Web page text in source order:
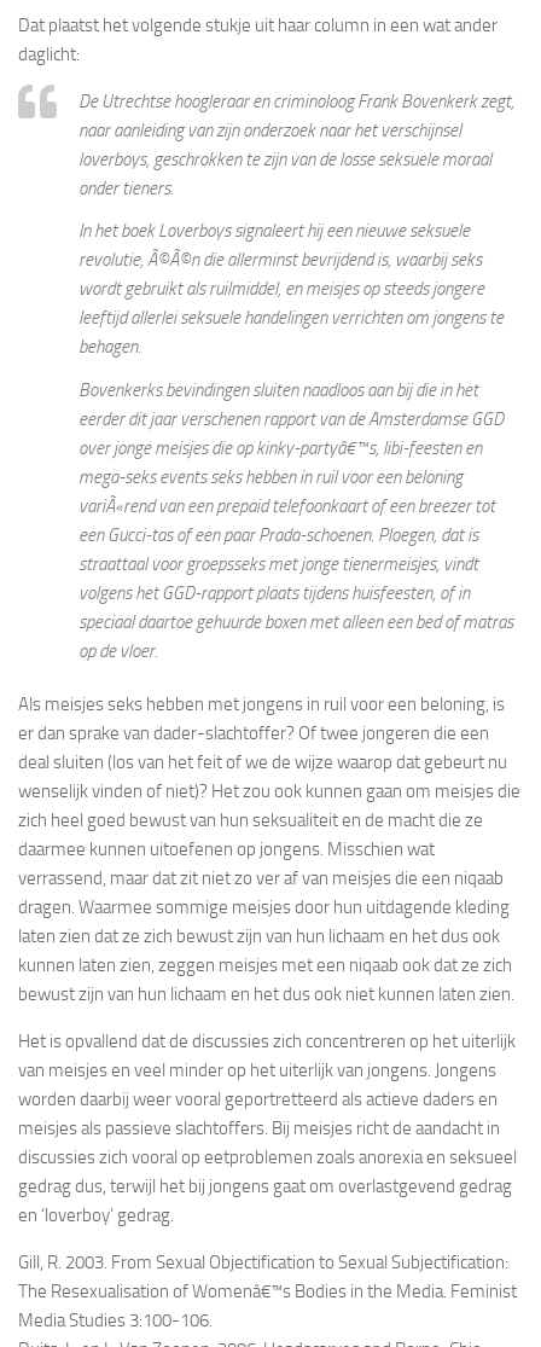
Dat plaatst het volgende stukje uit haar column in een wat ander
daglicht:
De Utrechtse hoogleraar en criminoloog Frank Bovenkerk zegt,
naar aanleiding van zijn onderzoek naar het verschijnsel
loverboys, geschrokken te zijn van de losse seksuele moraal
onder tieners.
In het boek Loverboys signaleert hij een nieuwe seksuele
revolutie, Ã©Ã©n die allerminst bevrijdend is, waarbij seks
wordt gebruikt als ruilmiddel, en meisjes op steeds jongere
leeftijd allerlei seksuele handelingen verrichten om jongens te
behagen.
Bovenkerks bevindingen sluiten naadloos aan bij die in het
eerder dit jaar verschenen rapport van de Amsterdamse GGD
over jonge meisjes die op kinky-partyâ€™s, libi-feesten en
mega-seks events seks hebben in ruil voor een beloning
variÃ«rend van een prepaid telefoonkaart of een breezer tot
een Gucci-tas of een paar Prada-schoenen. Ploegen, dat is
straattaal voor groepsseks met jonge tienermeisjes, vindt
volgens het GGD-rapport plaats tijdens huisfeesten, of in
speciaal daartoe gehuurde boxen met alleen een bed of matras
op de vloer.
Als meisjes seks hebben met jongens in ruil voor een beloning, is
er dan sprake van dader-slachtoffer? Of twee jongeren die een
deal sluiten (los van het feit of we de wijze waarop dat gebeurt nu
wenselijk vinden of niet)? Het zou ook kunnen gaan om meisjes die
zich heel goed bewust van hun seksualiteit en de macht die ze
daarmee kunnen uitoefenen op jongens. Misschien wat
verrassend, maar dat zit niet zo ver af van meisjes die een niqaab
dragen. Waarmee sommige meisjes door hun uitdagende kleding
laten zien dat ze zich bewust zijn van hun lichaam en het dus ook
kunnen laten zien, zeggen meisjes met een niqaab ook dat ze zich
bewust zijn van hun lichaam en het dus ook niet kunnen laten zien.
Het is opvallend dat de discussies zich concentreren op het uiterlijk
van meisjes en veel minder op het uiterlijk van jongens. Jongens
worden daarbij weer vooral geportretteerd als actieve daders en
meisjes als passieve slachtoffers. Bij meisjes richt de aandacht in
discussies zich vooral op eetproblemen zoals anorexia en seksueel
gedrag dus, terwijl het bij jongens gaat om overlastgevend gedrag
en ‘loverboy’ gedrag.
Gill, R. 2003. From Sexual Objectification to Sexual Subjectification:
The Resexualisation of Womenâ€™s Bodies in the Media. Feminist
Media Studies 3:100-106.